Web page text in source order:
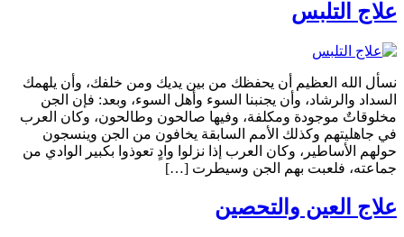
علاج التلبس
نسأل الله العظيم أن يحفظك من بين يديك ومن خلفك، وأن يلهمك
السداد والرشاد، وأن يجنبنا السوء وأهل السوء، وبعد: فإن الجن
مخلوقاتٌ موجودة ومكلفة، وفيها صالحون وطالحون، وكان العرب
في جاهليتهم وكذلك الأمم السابقة يخافون من الجن وينسجون
حولهم الأساطير، وكان العرب إذا نزلوا وادٍ تعوذوا بكبير الوادي من
جماعته، فلعبت بهم الجن وسيطرت […]
علاج العين والتحصين